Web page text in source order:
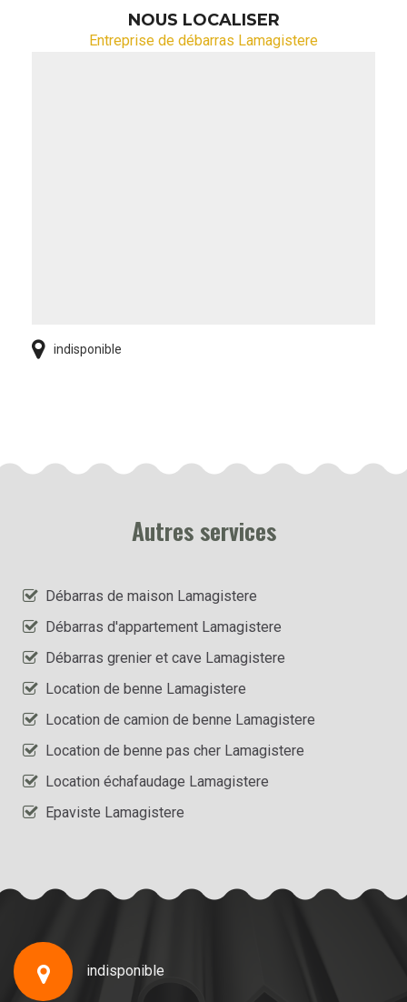
NOUS LOCALISER
Entreprise de débarras Lamagistere
indisponible
Autres services
Débarras de maison Lamagistere
Débarras d'appartement Lamagistere
Débarras grenier et cave Lamagistere
Location de benne Lamagistere
Location de camion de benne Lamagistere
Location de benne pas cher Lamagistere
Location échafaudage Lamagistere
Epaviste Lamagistere
indisponible